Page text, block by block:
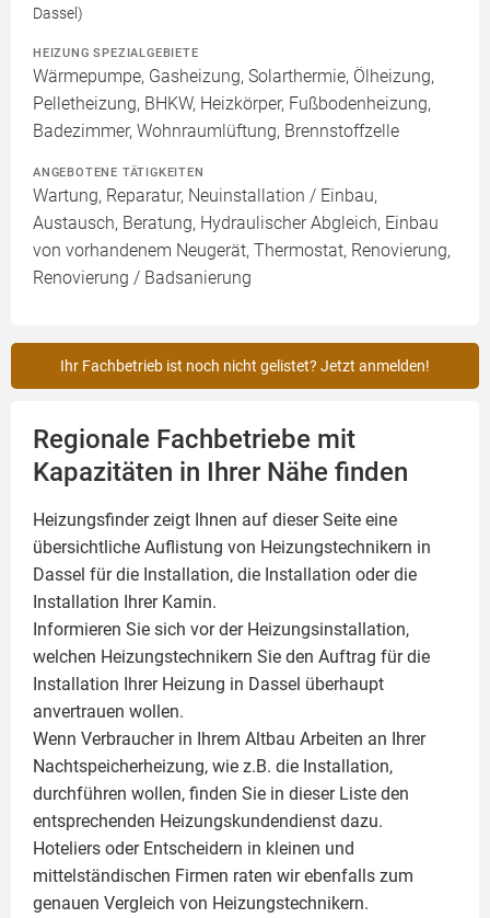
Dassel)
HEIZUNG SPEZIALGEBIETE
Wärmepumpe, Gasheizung, Solarthermie, Ölheizung,
Pelletheizung, BHKW, Heizkörper, Fußbodenheizung,
Badezimmer, Wohnraumlüftung, Brennstoffzelle
ANGEBOTENE TÄTIGKEITEN
Wartung, Reparatur, Neuinstallation / Einbau,
Austausch, Beratung, Hydraulischer Abgleich, Einbau
von vorhandenem Neugerät, Thermostat, Renovierung,
Renovierung / Badsanierung
Ihr Fachbetrieb ist noch nicht gelistet? Jetzt anmelden!
Regionale Fachbetriebe mit
Kapazitäten in Ihrer Nähe finden
Heizungsfinder zeigt Ihnen auf dieser Seite eine
übersichtliche Auflistung von Heizungstechnikern in
Dassel für die Installation, die Installation oder die
Installation Ihrer Kamin.
Informieren Sie sich vor der Heizungsinstallation,
welchen Heizungstechnikern Sie den Auftrag für die
Installation Ihrer Heizung in Dassel überhaupt
anvertrauen wollen.
Wenn Verbraucher in Ihrem Altbau Arbeiten an Ihrer
Nachtspeicherheizung, wie z.B. die Installation,
durchführen wollen, finden Sie in dieser Liste den
entsprechenden Heizungskundendienst dazu.
Hoteliers oder Entscheidern in kleinen und
mittelständischen Firmen raten wir ebenfalls zum
genauen Vergleich von Heizungstechnikern.